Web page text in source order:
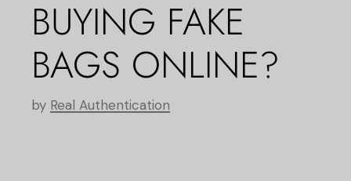
BUYING FAKE
BAGS ONLINE?
by Real Authentication